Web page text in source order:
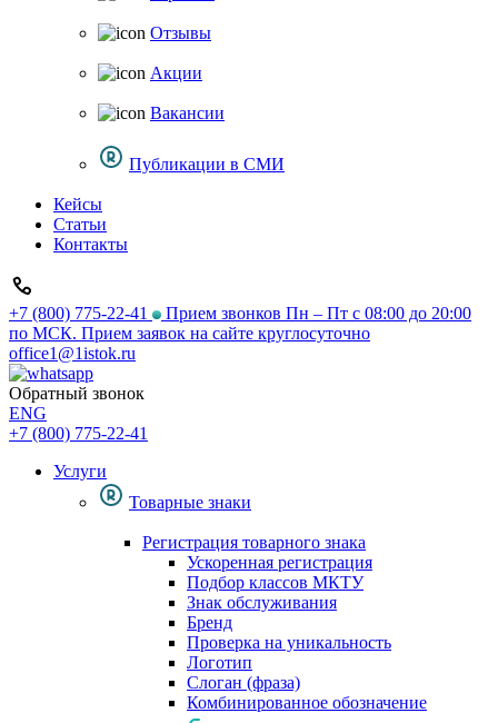
Отзывы
Акции
Вакансии
Публикации в СМИ
Кейсы
Статьи
Контакты
+7 (800) 775-22-41
Прием звонков Пн – Пт с 08:00 до 20:00
по МСК. Прием заявок на сайте круглосуточно
office1@1istok.ru
Обратный звонок
ENG
+7 (800) 775-22-41
Услуги
Товарные знаки
Регистрация товарного знака
Ускоренная регистрация
Подбор классов МКТУ
Знак обслуживания
Бренд
Проверка на уникальность
Логотип
Слоган (фраза)
Комбинированное обозначение